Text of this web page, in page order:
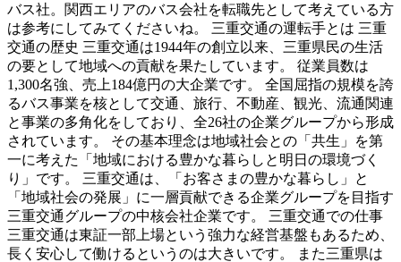
バス社。関西エリアのバス会社を転職先として考えている方
は参考にしてみてくださいね。 三重交通の運転手とは 三重
交通の歴史 三重交通は1944年の創立以来、三重県民の生活
の要として地域への貢献を果たしています。 従業員数は
1,300名強、売上184億円の大企業です。 全国屈指の規模を誇
るバス事業を核として交通、旅行、不動産、観光、流通関連
と事業の多角化をしており、全26社の企業グループから形成
されています。 その基本理念は地域社会との「共生」を第
一に考えた「地域における豊かな暮らしと明日の環境づく
り」です。 三重交通は、「お客さまの豊かな暮らし」と
「地域社会の発展」に一層貢献できる企業グループを目指す
三重交通グループの中核会社企業です。 三重交通での仕事
三重交通は東証一部上場という強力な経営基盤もあるため、
長く安心して働けるというのは大きいです。 また三重県は